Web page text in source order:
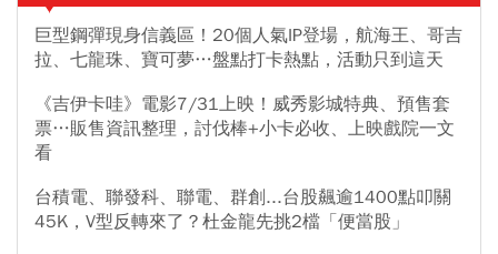
巨型鋼彈現身信義區！20個人氣IP登場，航海王、哥吉
拉、七龍珠、寶可夢…盤點打卡熱點，活動只到這天
《吉伊卡哇》電影7/31上映！威秀影城特典、預售套
票…販售資訊整理，討伐棒+小卡必收、上映戲院一文
看
台積電、聯發科、聯電、群創...台股飆逾1400點叩關
45K，V型反轉來了？杜金龍先挑2檔「便當股」